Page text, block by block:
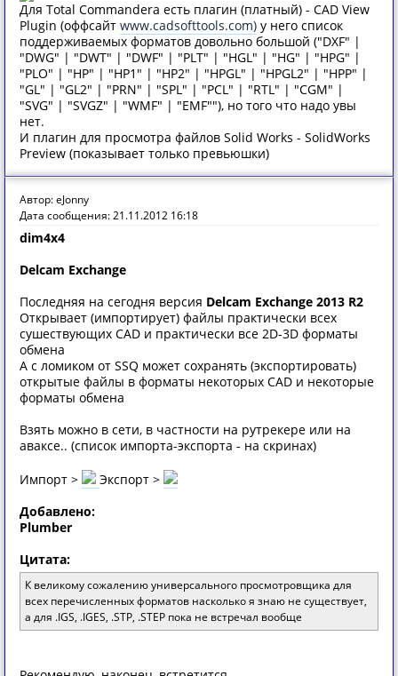
Для Total Commandera есть плагин (платный) - CAD View
Plugin (оффсайт www.cadsofttools.com) у него список
поддерживаемых форматов довольно большой ("DXF" |
"DWG" | "DWT" | "DWF" | "PLT" | "HGL" | "HG" | "HPG" |
"PLO" | "HP" | "HP1" | "HP2" | "HPGL" | "HPGL2" | "HPP" |
"GL" | "GL2" | "PRN" | "SPL" | "PCL" | "RTL" | "CGM" |
"SVG" | "SVGZ" | "WMF" | "EMF""), но того что надо увы
нет.
И плагин для просмотра файлов Solid Works - SolidWorks
Preview (показывает только превьюшки)
Автор: eJonny
Дата сообщения: 21.11.2012 16:18
dim4x4
Delcam Exchange
Последняя на сегодня версия Delcam Exchange 2013 R2
Открывает (импортирует) файлы практически всех
сушествующих СAD и практически все 2D-3D форматы
обмена
А с ломиком от SSQ может сохранять (экспортировать)
открытые файлы в форматы некоторых CAD и некоторые
форматы обмена
Взять можно в сети, в частности на рутрекере или на
аваксе.. (список импорта-экспорта - на скринах)
Импорт >
Экспорт >
Добавлено:
Plumber
Цитата:
К великому сожалению универсального просмотровщика для
всех перечисленных форматов насколько я знаю не существует,
а для .IGS, .IGES, .STP, .STEP пока не встречал вообще